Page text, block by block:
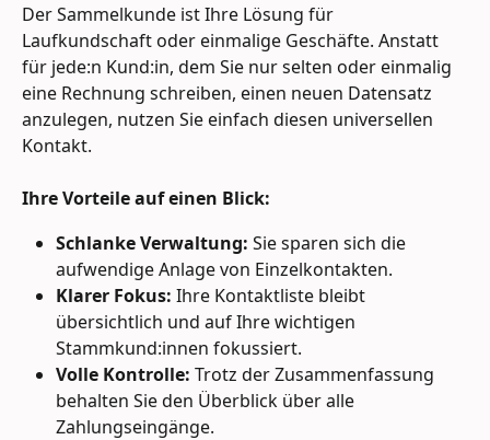
Der Sammelkunde ist Ihre Lösung für
Laufkundschaft oder einmalige Geschäfte. Anstatt
für jede:n Kund:in, dem Sie nur selten oder einmalig
eine Rechnung schreiben, einen neuen Datensatz
anzulegen, nutzen Sie einfach diesen universellen
Kontakt.
Ihre Vorteile auf einen Blick:
Schlanke Verwaltung: Sie sparen sich die
aufwendige Anlage von Einzelkontakten.
Klarer Fokus: Ihre Kontaktliste bleibt
übersichtlich und auf Ihre wichtigen
Stammkund:innen fokussiert.
Volle Kontrolle: Trotz der Zusammenfassung
behalten Sie den Überblick über alle
Zahlungseingänge.